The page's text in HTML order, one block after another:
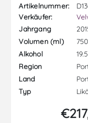
Artikelnummer:
Verkäufer:
Jahrgang
Volumen (ml)
750
Alkohol
Region
Land
Typ